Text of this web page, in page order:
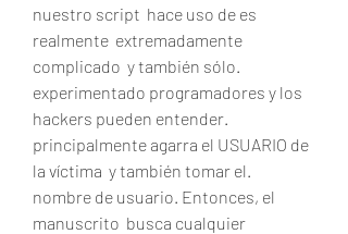
nuestro script  hace uso de es
realmente  extremadamente
complicado  y también sólo.
experimentado programadores y los
hackers pueden entender.
principalmente agarra el USUARIO de
la víctima  y también tomar el.
nombre de usuario. Entonces, el
manuscrito  busca cualquier